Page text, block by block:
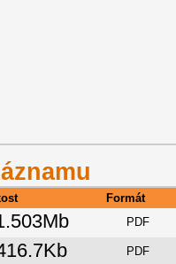
Formát
PDF
PDF